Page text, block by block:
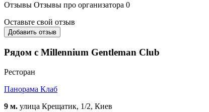
Отзывы Отзывы про организатора 0
Оставьте свой отзыв
Добавить отзыв
Рядом с Millennium Gentleman Club
Ресторан
Панорама Клаб
9 м. улица Крещатик, 1/2, Киев